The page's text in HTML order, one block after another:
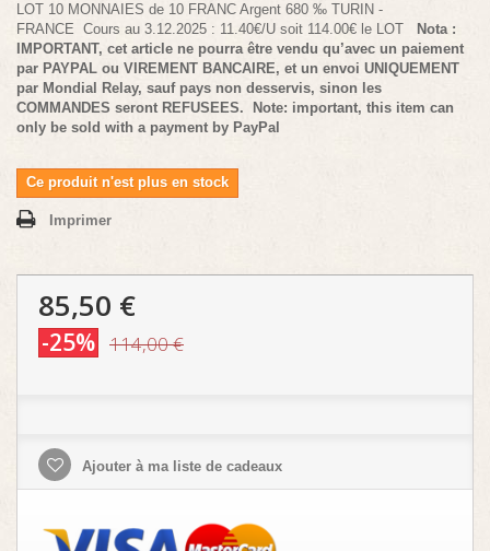
LOT 10 MONNAIES de 10 FRANC Argent 680 ‰ TURIN -
FRANCE Cours au 3.12.2025 : 11.40€/U soit 114.00€ le LOT
Nota :
IMPORTANT, cet article ne pourra être vendu qu’avec un paiement
par PAYPAL ou VIREMENT BANCAIRE, et un envoi UNIQUEMENT
par Mondial Relay, sauf pays non desservis, sinon les
COMMANDES seront REFUSEES.
Note: important, this item can
only be sold with a payment by PayPal
Ce produit n'est plus en stock
Imprimer
85,50 €
-25% 114,00 €
Ajouter à ma liste de cadeaux